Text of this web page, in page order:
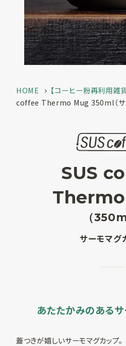
お役立ち情報
コラム
お知らせ
SUSPROとは
ECサイト
お問い合
HOME 【コーヒー粉再利用雑
coffee Thermo Mug 350ml（サ
SUS
（
サーモマグ
あたたかみのある
蓋つきが嬉しいサーモマグカップ。